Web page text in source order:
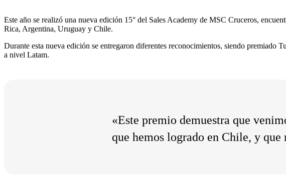
Este año se realizó una nueva edición 15° del Sales Academy de MSC Cruceros,
Rica, Argentina, Uruguay y Chile.
Durante esta nueva edición se entregaron diferentes reconocimientos, siendo
a nivel Latam.
«Este premio demuestra que
que hemos logrado en Chile, y